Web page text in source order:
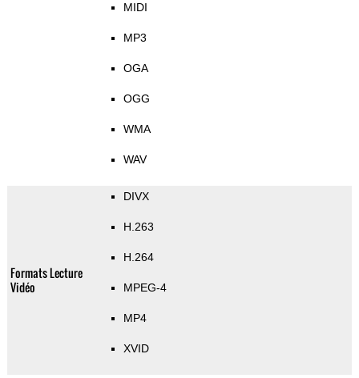
MIDI
MP3
OGA
OGG
WMA
WAV
Formats Lecture
Vidéo
DIVX
H.263
H.264
MPEG-4
MP4
XVID